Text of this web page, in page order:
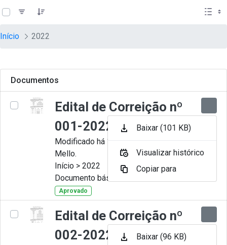
Pular para o Conteúdo principal
teste descricao
Início 2022
Documentos
Edital de Correição nº
001-2022
Modificado há 11 Meses por Artur
Mello.
Início > 2022
Documento básico
Aprovado
Edital de Correição nº
002-2022
Baixar (101 KB)
Visualizar histórico
Copiar para
Baixar (96 KB)